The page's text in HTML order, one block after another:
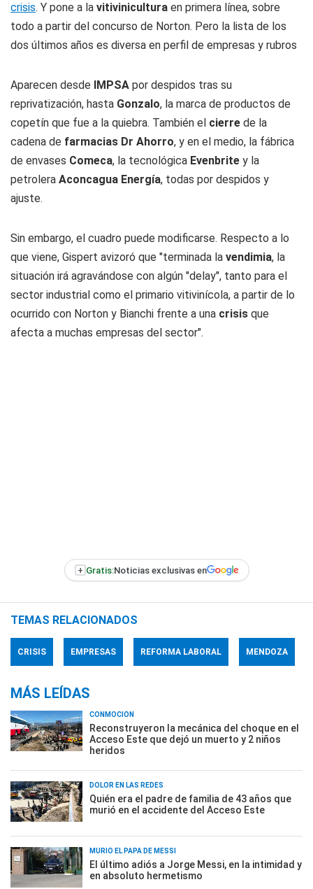
crisis. Y pone a la vitivinicultura en primera línea, sobre
todo a partir del concurso de Norton. Pero la lista de los
dos últimos años es diversa en perfil de empresas y rubros
Aparecen desde IMPSA por despidos tras su
reprivatización, hasta Gonzalo, la marca de productos de
copetín que fue a la quiebra. También el cierre de la
cadena de farmacias Dr Ahorro, y en el medio, la fábrica
de envases Comeca, la tecnológica Evenbrite y la
petrolera Aconcagua Energía, todas por despidos y
ajuste.
Sin embargo, el cuadro puede modificarse. Respecto a lo
que viene, Gispert avizoró que "terminada la vendimia, la
situación irá agravándose con algún "delay", tanto para el
sector industrial como el primario vitivinícola, a partir de lo
ocurrido con Norton y Bianchi frente a una crisis que
afecta a muchas empresas del sector".
+ Gratis:Noticias exclusivas en
TEMAS RELACIONADOS
CRISIS EMPRESAS REFORMA LABORAL MENDOZA
MÁS LEÍDAS
CONMOCIÓN
Reconstruyeron la mecánica del choque en el
Acceso Este que dejó un muerto y 2 niños
heridos
DOLOR EN LAS REDES
Quién era el padre de familia de 43 años que
murió en el accidente del Acceso Este
MURIÓ EL PAPÁ DE MESSI
El último adiós a Jorge Messi, en la intimidad y
en absoluto hermetismo